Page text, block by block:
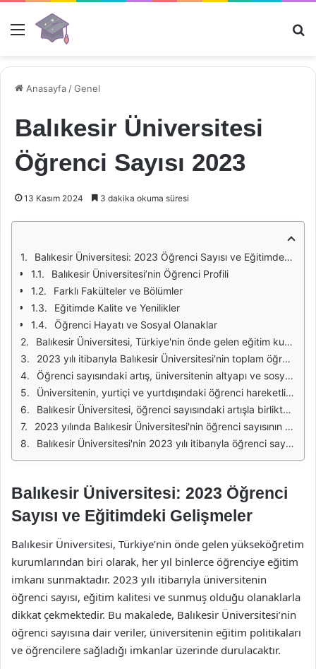
Menü
Anasayfa /Genel
Balıkesir Üniversitesi
Öğrenci Sayısı 2023
13 Kasım 2024 3 dakika okuma süresi
Balıkesir Üniversitesi: 2023 Öğrenci Sayısı ve Eğitimdeki Gelişmeler
Balıkesir Üniversitesi’nin Öğrenci Profili
Farklı Fakülteler ve Bölümler
Eğitimde Kalite ve Yenilikler
Öğrenci Hayatı ve Sosyal Olanaklar
Balıkesir Üniversitesi, Türkiye'nin önde gelen eğitim kurumlarından biri olarak, her yıl artan öğrenci sayısıyla dikkat çekmektedir. 2023 yılı itibarıyla üniversitenin öğrenci sayısının ne kadar olduğu, eğitim kalitesinin ve üniversitenin sunduğu imkanların bir göstergesi olarak değerlendirilmektedir. Balıkesir Üniversitesi, farklı alanlarda sunduğu çeşitli programlarla geniş bir yelpazeye hitap etmekte ve bu da öğrenci tercihlerini etkilemektedir.
2023 yılı itibarıyla Balıkesir Üniversitesi'nin toplam öğrenci sayısının 35,000 civarında olduğu tahmin edilmektedir. Bu rakam, üniversitenin sunduğu programların çeşitliliği ve kalitesi ile doğrudan ilişkilidir. Öğrenciler, mühendislikten sanat bilimlerine, sosyal bilimlerden sağlık bilimlerine kadar pek çok alanda eğitim alma fırsatı bulmaktadır. Bu durum, üniversitenin cazibesini artırmakta ve öğrenci sayısının artmasına zemin hazırlamaktadır.
Öğrenci sayısındaki artış, üniversitenin altyapı ve sosyal olanaklarının da güçlendirilmesini gerektirmektedir. Balıkesir Üniversitesi, öğrencilere modern kütüphaneler, spor tesisleri, sosyal etkinlik alanları gibi imkanlar sunarak, eğitim hayatlarını daha verimli hale getirmeyi amaçlamaktadır. Bu tür yatırımlar, üniversitenin öğrenci sayısını artırmasına katkıda bulunmaktadır.
Üniversitenin, yurtiçi ve yurtdışındaki öğrenci hareketliliğini teşvik eden programlar da öğrenci sayısının artmasında önemli bir rol oynamaktadır. Erasmus ve benzeri değişim programları, Balıkesir Üniversitesi'nin uluslararası alandaki görünürlüğünü artırmakta ve daha fazla öğrencinin üniversiteyi tercih etmesine neden olmaktadır. Bu durum, Balıkesir Üniversitesi'nin uluslararası standartlara uygun bir eğitim sunduğunu da göstermektedir.
Balıkesir Üniversitesi, öğrenci sayısındaki artışla birlikte, akademik kadrosunu da güçlendirmektedir. Nitelikli öğretim üyeleri, öğrencilere kaliteli bir eğitim sunmakta ve onların kişisel gelişimlerine katkıda bulunmaktadır. Bu bağlamda, üniversitenin öğrenci memnuniyeti ve başarı oranları da artmaktadır.
2023 yılında Balıkesir Üniversitesi'nin öğrenci sayısının artışı, aynı zamanda üniversitenin sosyal sorumluluk projelerine olan katılımını da olumlu yönde etkilemektedir. Öğrenciler, topluma katkıda bulunma bilinciyle çeşitli projelerde yer almakta ve bu da üniversitenin prestijini artırmaktadır. Bu durum, üniversitenin sadece bir eğitim kurumu olmanın ötesinde, sosyal bir sorumluluk taşıdığını göstermektedir.
Balıkesir Üniversitesi'nin 2023 yılı itibarıyla öğrenci sayısının artması, üniversitenin sunduğu eğitim kalitesi, sosyal olanaklar ve uluslararası programlarla doğrudan ilişkilidir. Bu durum, üniversitenin gelecekteki başarısı için de önemli bir gösterge olacaktır.
Balıkesir Üniversitesi: 2023 Öğrenci
Sayısı ve Eğitimdeki Gelişmeler
Balıkesir Üniversitesi, Türkiye’nin önde gelen yükseköğretim
kurumlarından biri olarak, her yıl binlerce öğrenciye eğitim
imkanı sunmaktadır. 2023 yılı itibarıyla üniversitenin
öğrenci sayısı, eğitim kalitesi ve sunmuş olduğu olanaklarla
dikkat çekmektedir. Bu makalede, Balıkesir Üniversitesi’nin
öğrenci sayısına dair veriler, üniversitenin eğitim politikaları
ve öğrencilere sağladığı imkanlar üzerinde durulacaktır.